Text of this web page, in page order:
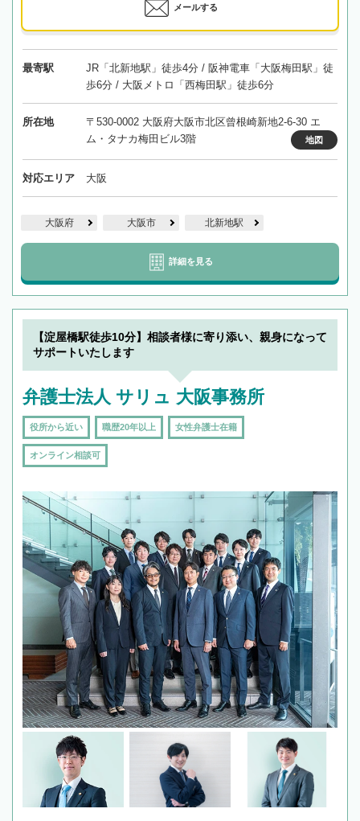
メールする
最寄駅
JR「北新地駅」徒歩4分 / 阪神電車「大阪梅田駅」徒
歩6分 / 大阪メトロ「西梅田駅」徒歩6分
所在地
〒530-0002 大阪府大阪市北区曾根崎新地2-6-30 エ
ム・タナカ梅田ビル3階
地図
対応エリア 大阪
大阪府 大阪市 北新地駅
詳細を見る
【淀屋橋駅徒歩10分】相談者様に寄り添い、親身になって
サポートいたします
弁護士法人 サリュ 大阪事務所
役所から近い 職歴20年以上 女性弁護士在籍
オンライン相談可